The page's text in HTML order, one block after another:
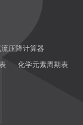
压降计算器
化学元素周期表